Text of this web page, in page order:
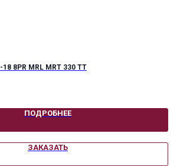
8PR MRL MRT 330 TT
ПОДРОБНЕЕ
ЗАКАЗАТЬ